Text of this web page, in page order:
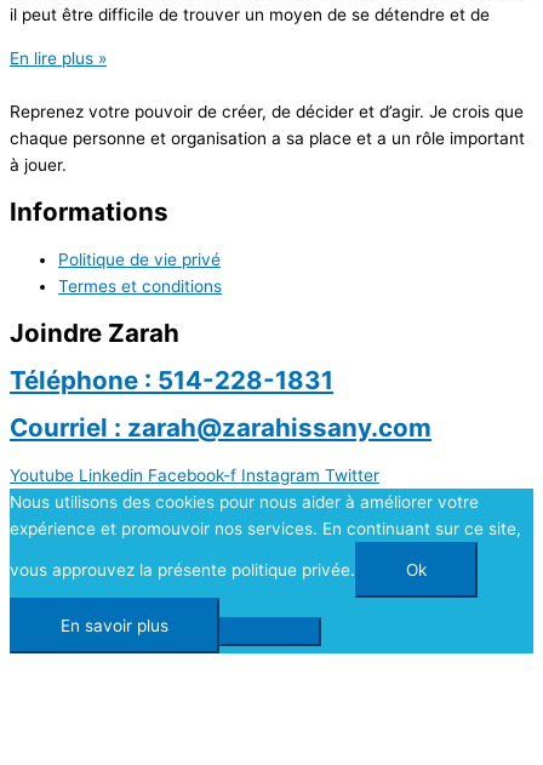
il peut être difficile de trouver un moyen de se détendre et de
En lire plus »
Reprenez votre pouvoir de créer, de décider et d’agir. Je crois que
chaque personne et organisation a sa place et a un rôle important
à jouer.
Informations
Politique de vie privé
Termes et conditions
Joindre Zarah
Téléphone : 514-228-1831
Courriel : zarah@zarahissany.com
Youtube Linkedin Facebook-f Instagram Twitter
Nous utilisons des cookies pour nous aider à améliorer votre
expérience et promouvoir nos services. En continuant sur ce site,
vous approuvez la présente politique privée. Ok
En savoir plus